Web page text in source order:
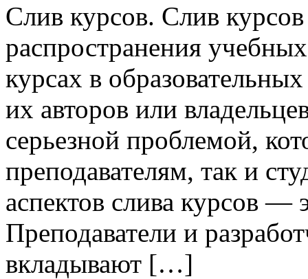
Слив курсoв. Слив
распространения
курсах в
их авторов или
серьезной проблемой,
преподавателям, так и
аспектов слива курсов —
Преподаватели и
вкладывают […]